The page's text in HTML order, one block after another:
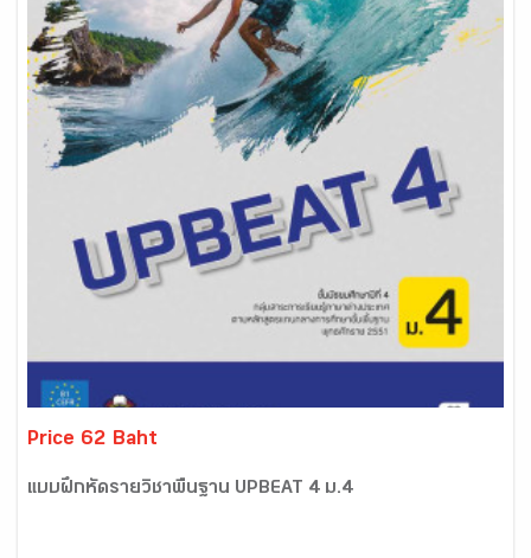
Price 62 Baht
แบบฝึกหัดรายวิชาพื้นฐาน UPBEAT 4 ม.4